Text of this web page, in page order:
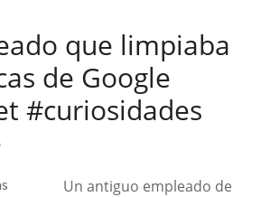
que limpiaba
de Google
#curiosidades
Un antiguo empleado de